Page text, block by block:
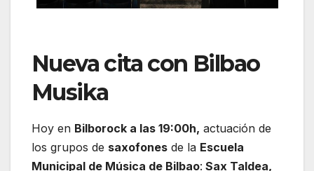
Nueva cita con Bilbao
Musika
Hoy en Bilborock a las 19:00h, actuación de
los grupos de saxofones de la Escuela
Municipal de Música de Bilbao: Sax Taldea,